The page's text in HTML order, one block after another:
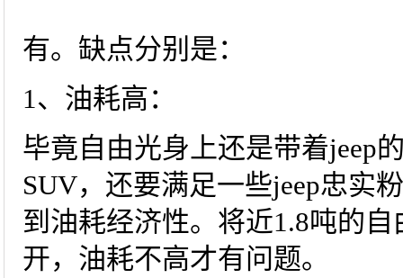
有。缺点分别是：
1、油耗高：
毕竟自由光身上还是带着jeep
SUV，还要满足一些jeep忠实
到油耗经济性。将近1.8吨的
开，油耗不高才有问题。